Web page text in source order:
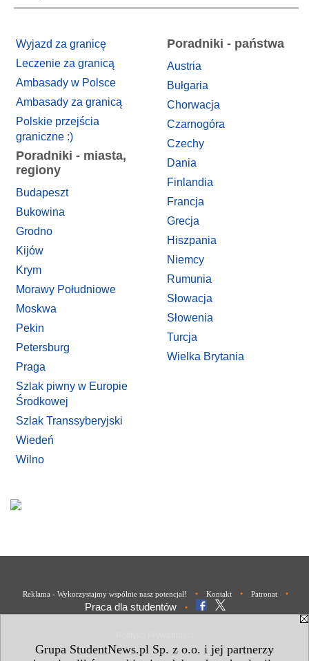
Grupa StudentNews.pl Sp. z o.o. i jej partnerzy
Wyjazd za granicę
Leczenie za granicą
Ambasady w Polsce
Ambasady za granicą
Polskie przejścia
graniczne :)
Poradniki - miasta,
regiony
Budapeszt
Bukowina
Grodno
Kijów
Krym
Morawy Południowe
Moskwa
Pekin
Petersburg
Praga
Szlak piwny w Europie
Środkowej
Szlak Transsyberyjski
Wiedeń
Wilno
Poradniki - państwa
Austria
Bułgaria
Chorwacja
Czarnogóra
Czechy
Dania
Finlandia
Francja
Grecja
Hiszpania
Niemcy
Rumunia
Słowacja
Słowenia
Turcja
Wielka Brytania
Reklama - Wykorzystajmy wspólnie nasz potencjał! • Kontakt • Patronat •
Praca dla studentów •